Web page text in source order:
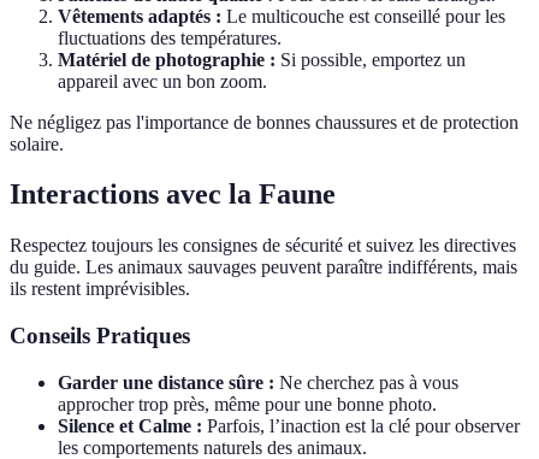
Vêtements adaptés : Le multicouche est conseillé pour les
fluctuations des températures.
Matériel de photographie : Si possible, emportez un
appareil avec un bon zoom.
Ne négligez pas l'importance de bonnes chaussures et de protection
solaire.
Interactions avec la Faune
Respectez toujours les consignes de sécurité et suivez les directives
du guide. Les animaux sauvages peuvent paraître indifférents, mais
ils restent imprévisibles.
Conseils Pratiques
Garder une distance sûre : Ne cherchez pas à vous
approcher trop près, même pour une bonne photo.
Silence et Calme : Parfois, l’inaction est la clé pour observer
les comportements naturels des animaux.